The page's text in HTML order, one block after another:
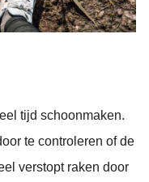
tijd schoonmaken.
te controleren of de
verstopt raken door